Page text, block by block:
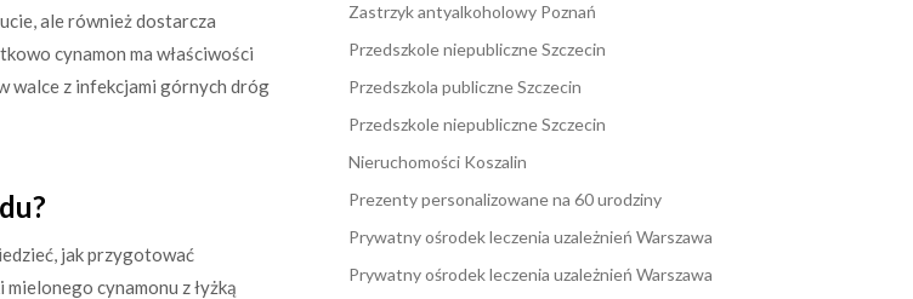
ale również dostarcza
cynamon ma właściwości
walce z infekcjami górnych dróg
jak przygotować
cynamonu z łyżką
Zastrzyk antyalkoholowy Poznań
Przedszkole niepubliczne Szczecin
Przedszkola publiczne Szczecin
Przedszkole niepubliczne Szczecin
Nieruchomości Koszalin
Prezenty personalizowane na 60 urodziny
Prywatny ośrodek leczenia uzależnień Warszawa
Prywatny ośrodek leczenia uzależnień Warszawa